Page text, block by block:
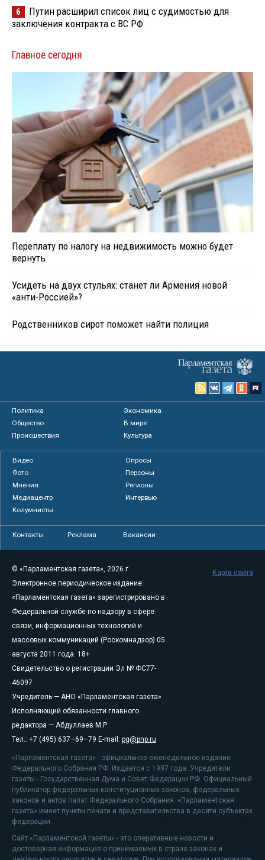
6
Путин расширил список лиц с судимостью для
заключения контракта с ВС РФ
Главное сегодня
Переплату по налогу на недвижимость можно будет
вернуть
Усидеть на двух стульях: станет ли Армения новой
«анти-Россией»?
Родственников сирот поможет найти полиция
Политика
Экономика
Общество
В мире
Происшествия
Культура
Видео
Опросы
Фото
Персоны
Мнения
Регионы
Медиацентр
Интервью
Колумнисты
Контакты Реклама Вакансии
© «Парламентская газета», 2026 г.
Электронное периодическое издание
«Парламентская газета» зарегистрировано в
Федеральной службе по надзору в сфере
связи, информационных технологий и
массовых коммуникаций (Роскомнадзор) 05
августа 2011 года. 18+
Свидетельство о регистрации Эл № ФС77-
46097
Учредитель — АНО «Парламентская газета»
Исполняющий обязанности главного
редактора — Абдуллаев М.Р.
Тел.: +7 (495) 637–69–79 E-mail: pg@pnp.ru
«Парламентская газета» - официальное еженедельное издание
Федерального Собрания РФ. Издается с 1997 года. Учредители
газеты - Государственная Дума и Совет Федерации РФ. Официальный
публикатор федеральных конституционных законов, федеральных
законов и актов палат Федерального Собрания. «Парламентская
газета» имеет пункты печати и представительства в десяти субъектах
федерации.
Сайт «Парламентской газеты» - это оперативные новости и
достоверная информация о принимаемых в стране законах и
Карта сайта